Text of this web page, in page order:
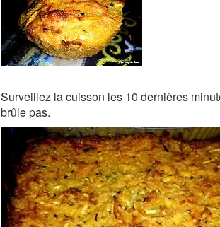
Surveillez la cuisson les 10 dernières
brûle pas.